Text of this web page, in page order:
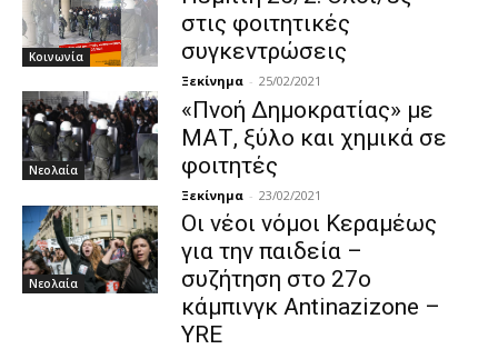
Κοινωνία
στις φοιτητικές
συγκεντρώσεις
Ξεκίνημα - 25/02/2021
Νεολαία
«Πνοή Δημοκρατίας» με
ΜΑΤ, ξύλο και χημικά σε
φοιτητές
Ξεκίνημα - 23/02/2021
Νεολαία
Οι νέοι νόμοι Κεραμέως
για την παιδεία –
συζήτηση στο 27ο
κάμπινγκ Antinazizone –
YRE